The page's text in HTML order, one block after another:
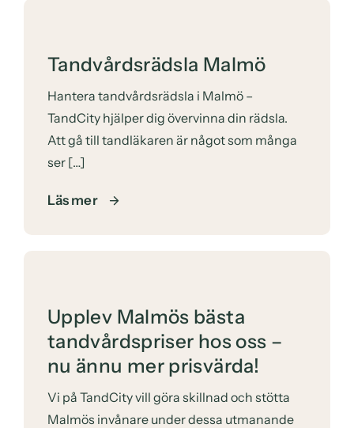
Tandvårdsrädsla Malmö
Hantera tandvårdsrädsla i Malmö –
TandCity hjälper dig övervinna din rädsla.
Att gå till tandläkaren är något som många
ser […]
Läs mer
Upplev Malmös bästa
tandvårdspriser hos oss –
nu ännu mer prisvärda!
Vi på TandCity vill göra skillnad och stötta
Malmös invånare under dessa utmanande